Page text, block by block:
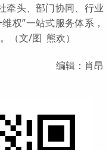
牵头、部门协同、行业
权”一站式服务体系，
（文/图 熊欢）
编辑：肖昂